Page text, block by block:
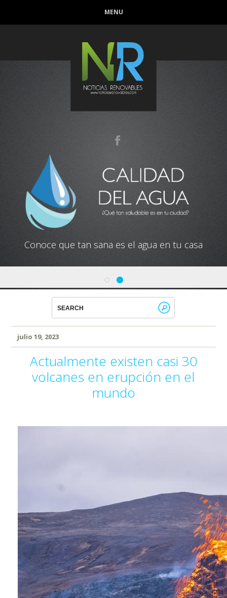
MENU
Conoce que tan sana es el agua en tu casa
Conoce cual es el mejor calentador solar de
México
julio 19, 2023
Actualmente existen casi 30
volcanes en erupción en el
mundo